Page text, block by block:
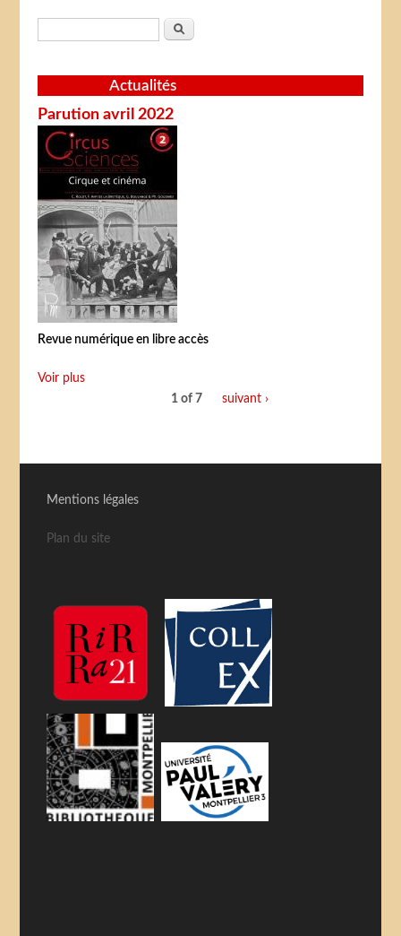
Formulaire de recherche
Rechercher
Actualités
Parution avril 2022
Revue numérique en libre accès
Voir plus
1 of 7
suivant ›
Mentions légales
Plan du site